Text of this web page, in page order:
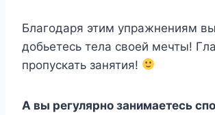
Благодаря этим упражнениям
добьетесь тела своей мечты!
пропускать занятия!
А вы регулярно занимаетесь